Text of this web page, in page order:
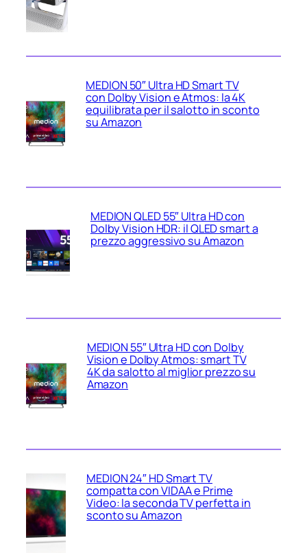
MEDION 50″ Ultra HD Smart TV
con Dolby Vision e Atmos: la 4K
equilibrata per il salotto in sconto
su Amazon
MEDION QLED 55″ Ultra HD con
Dolby Vision HDR: il QLED smart a
prezzo aggressivo su Amazon
MEDION 55″ Ultra HD con Dolby
Vision e Dolby Atmos: smart TV
4K da salotto al miglior prezzo su
Amazon
MEDION 24″ HD Smart TV
compatta con VIDAA e Prime
Video: la seconda TV perfetta in
sconto su Amazon